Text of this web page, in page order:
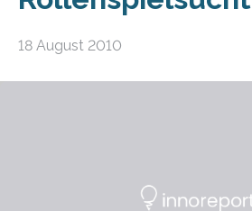
18 August 2010